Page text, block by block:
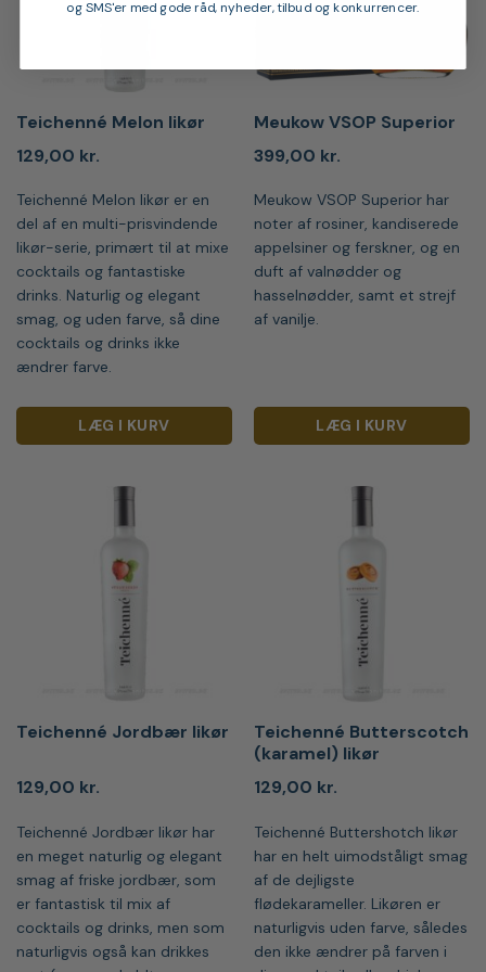
Teichenné Melon likør
129,00 kr.
Teichenné Melon likør er en
del af en multi-prisvindende
likør-serie, primært til at mixe
cocktails og fantastiske
drinks. Naturlig og elegant
smag, og uden farve, så dine
cocktails og drinks ikke
ændrer farve.
LÆG I KURV
Meukow VSOP Superior
399,00 kr.
Meukow VSOP Superior har
noter af rosiner, kandiserede
appelsiner og ferskner, og en
duft af valnødder og
hasselnødder, samt et strejf
af vanilje.
LÆG I KURV
Teichenné Jordbær likør
129,00 kr.
Teichenné Jordbær likør har
en meget naturlig og elegant
smag af friske jordbær, som
er fantastisk til mix af
cocktails og drinks, men som
naturligvis også kan drikkes
Teichenné Butterscotch
(karamel) likør
129,00 kr.
Teichenné Buttershotch likør
har en helt uimodståligt smag
af de dejligste
flødekarameller. Likøren er
naturligvis uden farve, således
den ikke ændrer på farven i
og SMS'er med gode råd, nyheder, tilbud og konkurrencer.